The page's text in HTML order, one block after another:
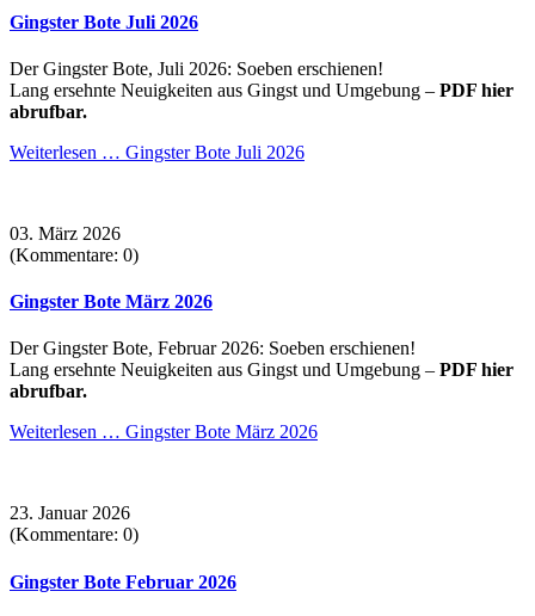
Gingster Bote Juli 2026
Der Gingster Bote, Juli 2026: Soeben erschienen!
Lang ersehnte Neuigkeiten aus Gingst und Umgebung – PDF hier
abrufbar.
Weiterlesen … Gingster Bote Juli 2026
03. März 2026
(Kommentare: 0)
Gingster Bote März 2026
Der Gingster Bote, Februar 2026: Soeben erschienen!
Lang ersehnte Neuigkeiten aus Gingst und Umgebung – PDF hier
abrufbar.
Weiterlesen … Gingster Bote März 2026
23. Januar 2026
(Kommentare: 0)
Gingster Bote Februar 2026